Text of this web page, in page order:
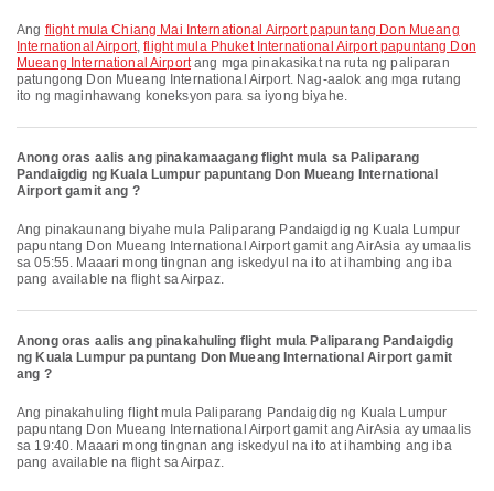
Ang flight mula Chiang Mai International Airport papuntang Don Mueang
International Airport,flight mula Phuket International Airport papuntang Don
Mueang International Airportang mga pinakasikat na ruta ng paliparan
patungong Don Mueang International Airport. Nag-aalok ang mga rutang
ito ng maginhawang koneksyon para sa iyong biyahe.
Anong oras aalis ang pinakamaagang flight mula sa Paliparang
Pandaigdig ng Kuala Lumpur papuntang Don Mueang International
Airport gamit ang ?
Ang pinakaunang biyahe mula Paliparang Pandaigdig ng Kuala Lumpur
papuntang Don Mueang International Airport gamit ang AirAsia ay umaalis
sa 05:55. Maaari mong tingnan ang iskedyul na ito at ihambing ang iba
pang available na flight sa Airpaz.
Anong oras aalis ang pinakahuling flight mula Paliparang Pandaigdig
ng Kuala Lumpur papuntang Don Mueang International Airport gamit
ang ?
Ang pinakahuling flight mula Paliparang Pandaigdig ng Kuala Lumpur
papuntang Don Mueang International Airport gamit ang AirAsia ay umaalis
sa 19:40. Maaari mong tingnan ang iskedyul na ito at ihambing ang iba
pang available na flight sa Airpaz.